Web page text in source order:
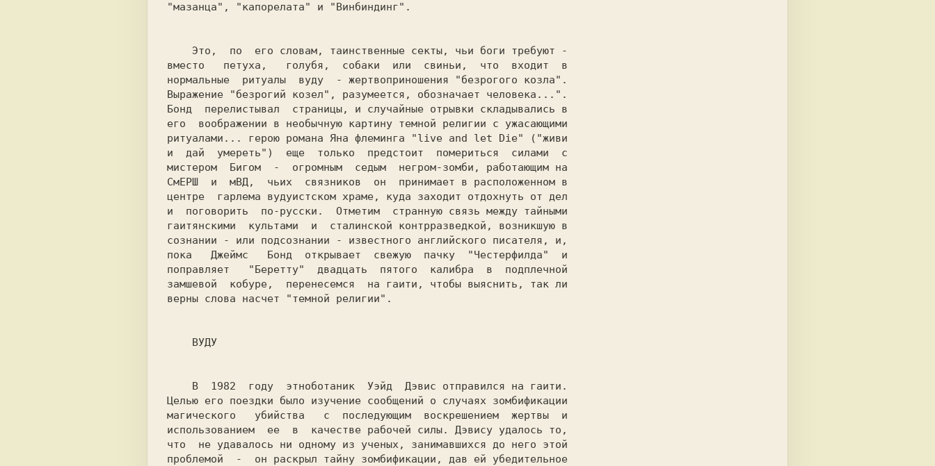
"мазанца", "капорелата" и "Винбиндинг".
вместо   петуха,   голубя,  собаки  или  свиньи,  что  входит  в
нормальные  ритуалы  вуду  - жертвоприношения "безрогого козла".
Выражение "безрогий козел", разумеется, обозначает человека...".
Бонд  перелистывал  страницы, и случайные отрывки складывались в
ритуалами... герою романа Яна флеминга "live and let Die" ("живи
и  дай  умереть")  еще  только  предстоит  помериться  силами  с
мистером  Бигом  -  огромным  седым  негром-зомби, работающим на
CмЕPШ  и  мВД,  чьих  связников  он  принимает в расположенном в
центре  гарлема вудуистском храме, куда заходит отдохнуть от дел
и  поговорить  по-русски.  Отметим  странную связь между тайными
гаитянскими  культами  и  сталинской контрразведкой, возникшую в
сознании - или подсознании - известного английского писателя, и,
пока   Джеймс   Бонд  открывает  свежую  пачку  "Честерфилда"  и
поправляет   "Беретту"  двадцать  пятого  калибра  в  подплечной
замшевой  кобуре,  перенесемся  на гаити, чтобы выяснить, так ли
верны слова насчет "темной религии".
Целью его поездки было изучение сообщений о случаях зомбификации
магического   убийства   с  последующим  воскрешением  жертвы  и
использованием  ее  в  качестве рабочей силы. Дэвису удалось то,
что  не удавалось ни одному из ученых, занимавшихся до него этой
проблемой  -  он раскрыл тайну зомбификации, дав ей убедительное